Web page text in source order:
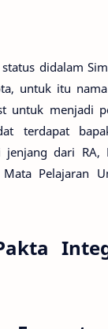
didalam
untuk itu
untuk menjadi
terdapat
jenjang dari
Pelajaran